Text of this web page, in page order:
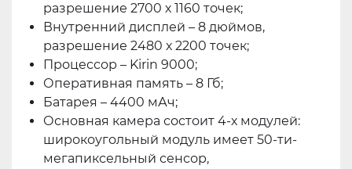
разрешение 2700 х 1160 точек;
Внутренний дисплей – 8 дюймов,
разрешение 2480 х 2200 точек;
Процессор – Kirin 9000;
Оперативная память – 8 Гб;
Батарея – 4400 мАч;
Основная камера состоит 4-х модулей:
широкоугольный модуль имеет 50-ти-
мегапиксельный сенсор,